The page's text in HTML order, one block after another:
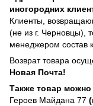
иногородних
Клиенты,
(не из г. Черновцы),
менеджером состав
Возврат товара
Новая Почта!
Также товар можно
Героев Майдана 77